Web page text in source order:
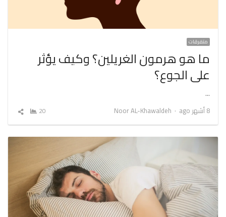
متفرقات
ما هو هرمون الغريلين؟ وكيف يؤثر
على الجوع؟
…
8 أشهر ago
Author
Noor AL-Khawaldeh
20
شارك